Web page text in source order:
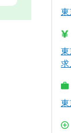
東
東
求
東